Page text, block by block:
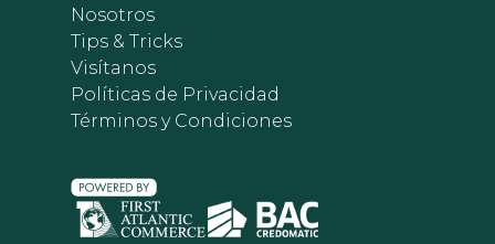
Nosotros
Tips & Tricks
Visítanos
Políticas de Privacidad
Términos y Condiciones